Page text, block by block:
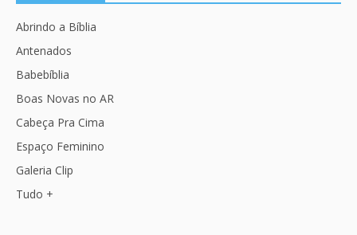
Abrindo a Bíblia
Antenados
Babebíblia
Boas Novas no AR
Cabeça Pra Cima
Espaço Feminino
Galeria Clip
Tudo +